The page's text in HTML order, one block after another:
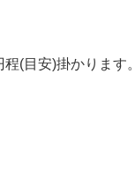
(目安)掛かります。